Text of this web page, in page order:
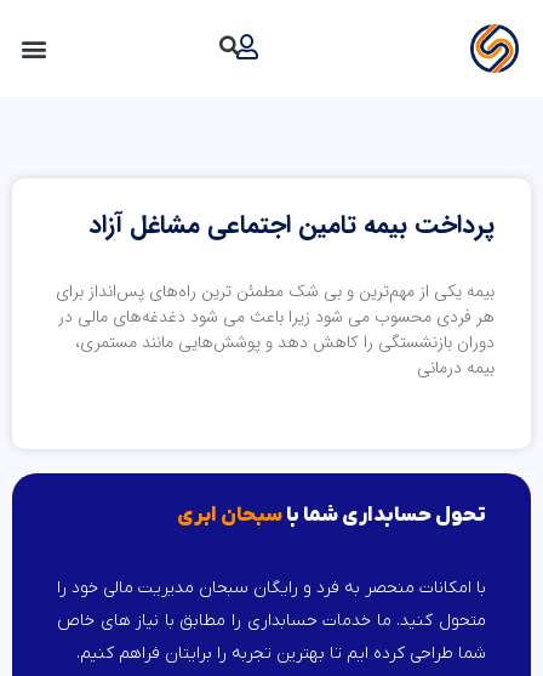
دسته‌بندی: بیمه تامین اجتماعی
پرداخت بیمه تامین اجتماعی مشاغل آزاد
بیمه یکی از مهم‌ترین و بی شک مطمئن ترین راه‌های پس‌انداز برای
هر فردی محسوب می شود زیرا باعث می شود دغدغه‌های مالی در
دوران بازنشستگی را کاهش دهد و پوشش‌هایی مانند مستمری،
بیمه درمانی
تحول حسابداری شما باسبحان ابری
با امکانات منحصر به فرد و رایگان سبحان مدیریت مالی خود را
متحول کنید. ما خدمات حسابداری را مطابق با نیاز های خاص
شما طراحی کرده ایم تا بهترین تجربه را برایتان فراهم کنیم.